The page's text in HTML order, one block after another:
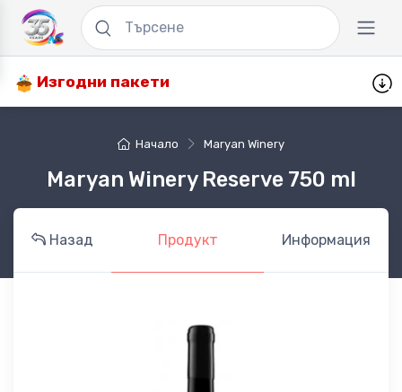
Изгодни пакети
Начало Maryan Winery
Maryan Winery Reserve 750 ml
Назад Продукт Информация